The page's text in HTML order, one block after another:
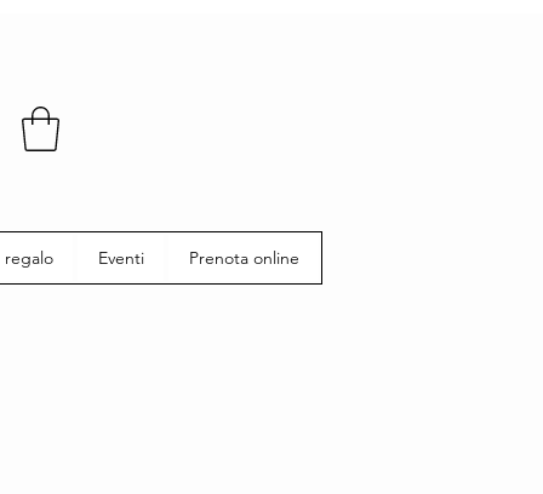
regalo Eventi Prenota online